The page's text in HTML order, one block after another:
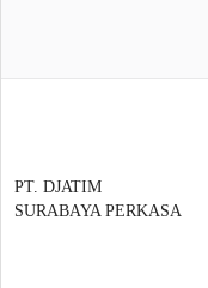
PT. DJATIM
SURABAYA PERKASA